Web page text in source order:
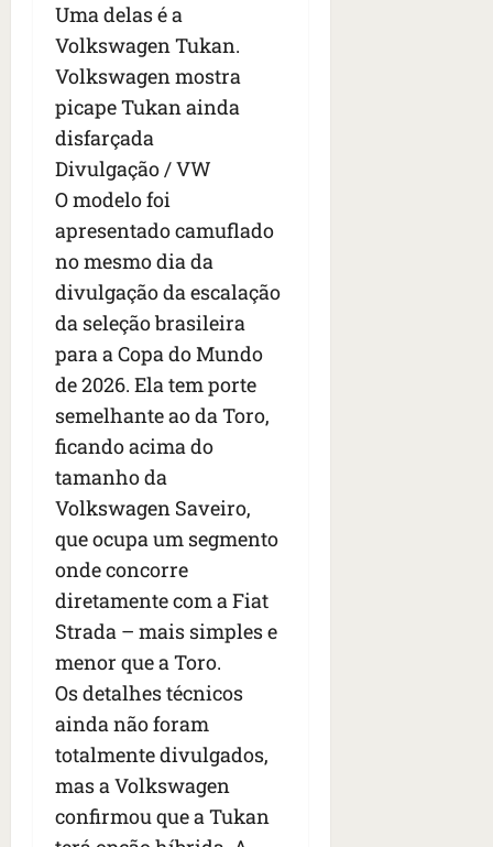
Uma delas é a
Volkswagen Tukan.
Volkswagen mostra
picape Tukan ainda
disfarçada
Divulgação / VW
O modelo foi
apresentado camuflado
no mesmo dia da
divulgação da escalação
da seleção brasileira
para a Copa do Mundo
de 2026. Ela tem porte
semelhante ao da Toro,
ficando acima do
tamanho da
Volkswagen Saveiro,
que ocupa um segmento
onde concorre
diretamente com a Fiat
Strada – mais simples e
menor que a Toro.
Os detalhes técnicos
ainda não foram
totalmente divulgados,
mas a Volkswagen
confirmou que a Tukan